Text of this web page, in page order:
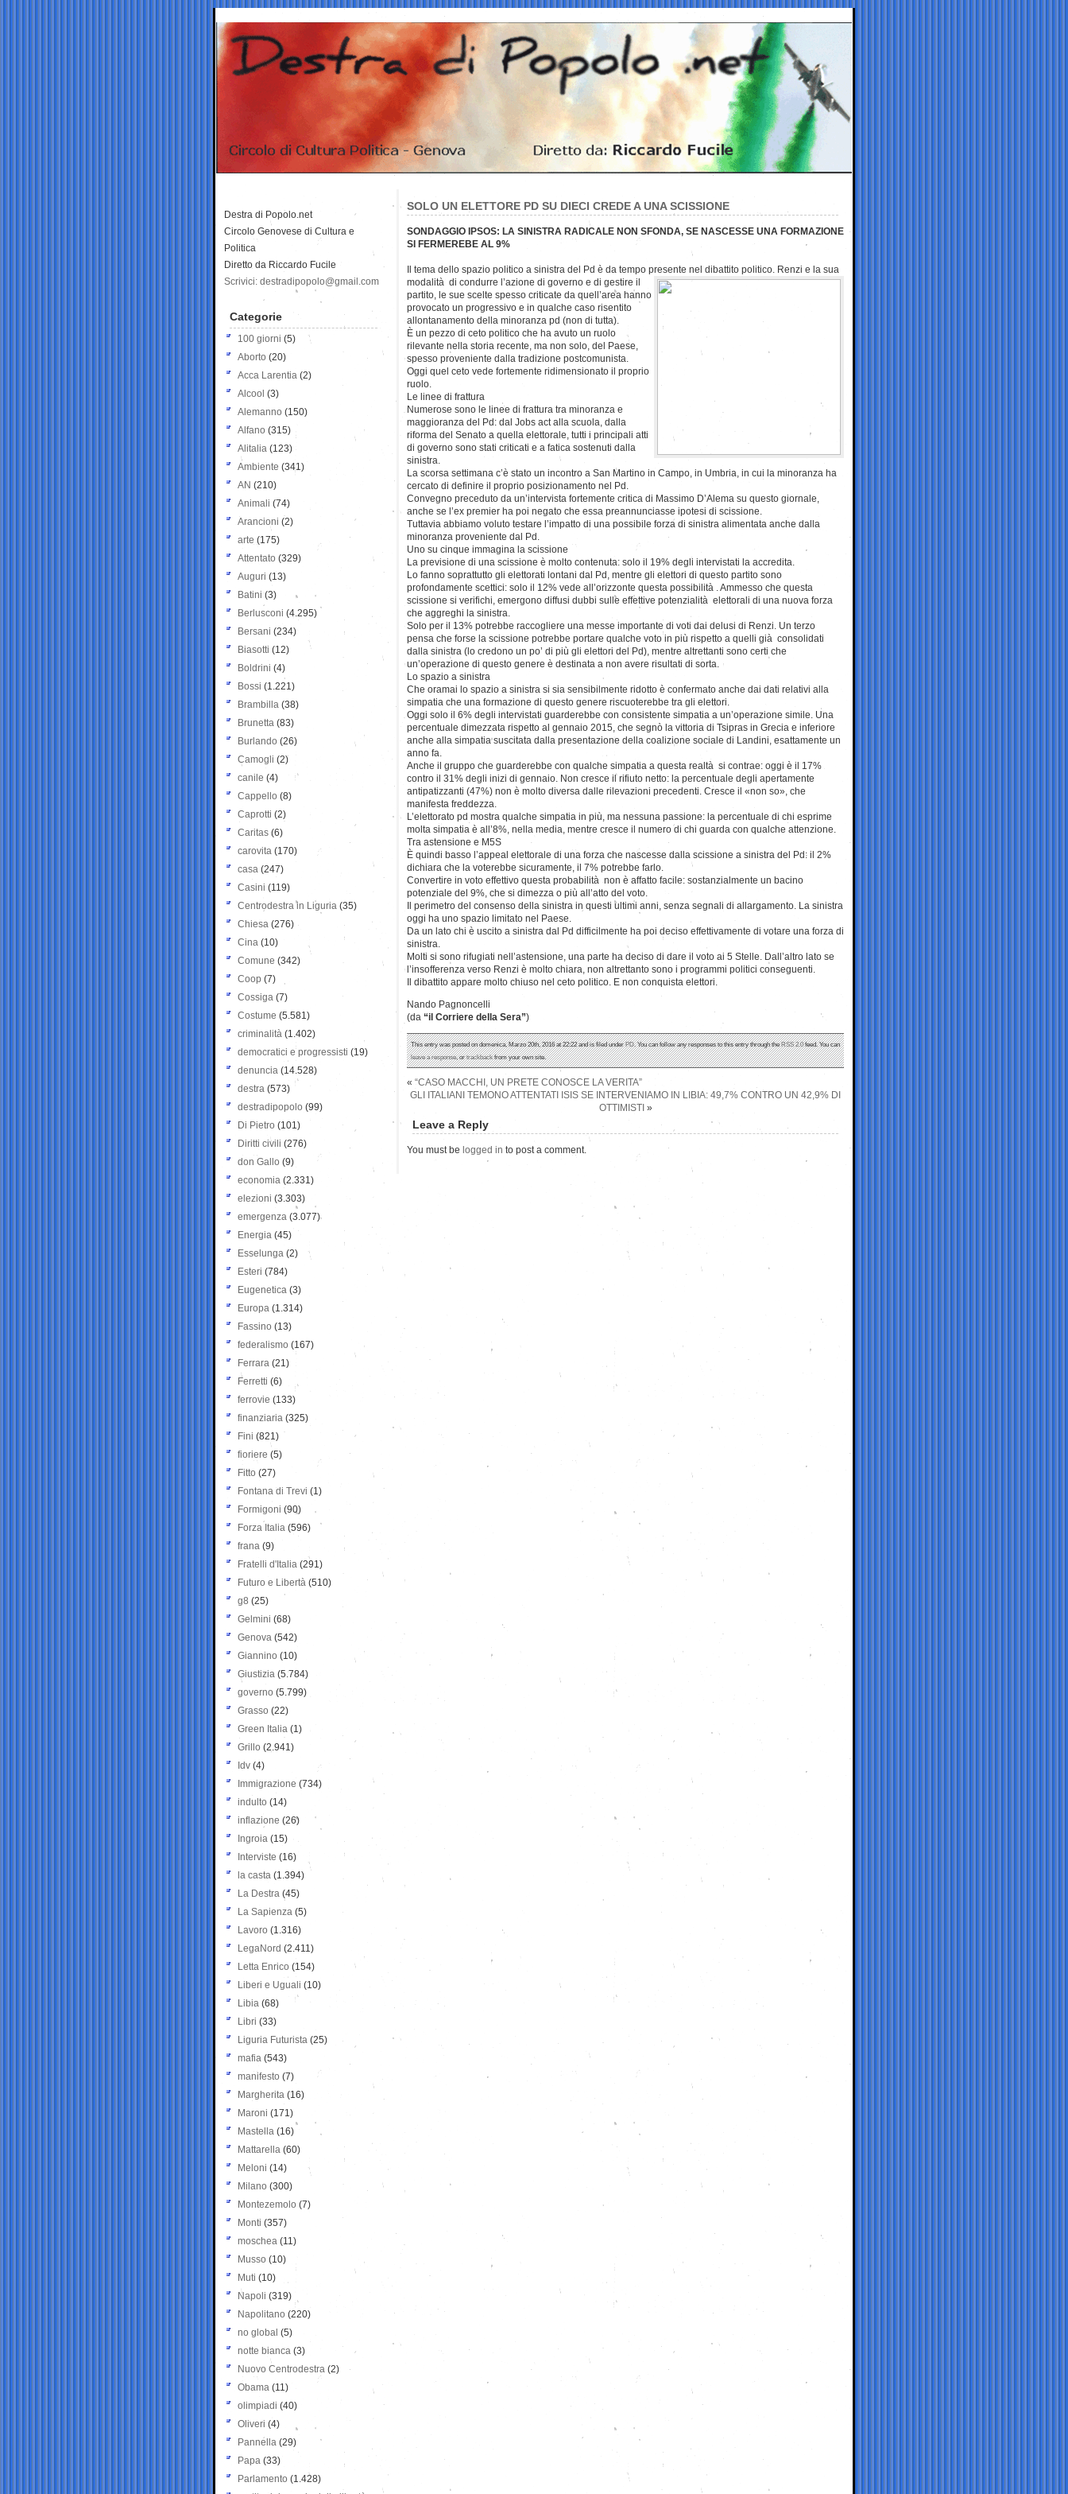
SOLO UN ELETTORE PD SU DIECI CREDE A UNA SCISSIONE
SONDAGGIO IPSOS: LA SINISTRA RADICALE NON SFONDA, SE NASCESSE UNA FORMAZIONE
SI FERMEREBE AL 9%
Il tema dello spazio politico a sinistra del Pd è da tempo presente nel dibattito politico. Renzi e la sua
modalità di condurre l’azione di governo e di gestire il
partito, le sue scelte spesso criticate da quell’area hanno
provocato un progressivo e in qualche caso risentito
allontanamento della minoranza pd (non di tutta).
È un pezzo di ceto politico che ha avuto un ruolo
rilevante nella storia recente, ma non solo, del Paese,
spesso proveniente dalla tradizione postcomunista.
Oggi quel ceto vede fortemente ridimensionato il proprio
ruolo.
Le linee di frattura
Numerose sono le linee di frattura tra minoranza e
maggioranza del Pd: dal Jobs act alla scuola, dalla
riforma del Senato a quella elettorale, tutti i principali atti
di governo sono stati criticati e a fatica sostenuti dalla
sinistra.
La scorsa settimana c’è stato un incontro a San Martino in Campo, in Umbria, in cui la minoranza ha
cercato di definire il proprio posizionamento nel Pd.
Convegno preceduto da un’intervista fortemente critica di Massimo D’Alema su questo giornale,
anche se l’ex premier ha poi negato che essa preannunciasse ipotesi di scissione.
Tuttavia abbiamo voluto testare l’impatto di una possibile forza di sinistra alimentata anche dalla
minoranza proveniente dal Pd.
Uno su cinque immagina la scissione
La previsione di una scissione è molto contenuta: solo il 19% degli intervistati la accredita.
Lo fanno soprattutto gli elettorati lontani dal Pd, mentre gli elettori di questo partito sono
profondamente scettici: solo il 12% vede all’orizzonte questa possibilità . Ammesso che questa
scissione si verifichi, emergono diffusi dubbi sulle effettive potenzialità elettorali di una nuova forza
che aggreghi la sinistra.
Solo per il 13% potrebbe raccogliere una messe importante di voti dai delusi di Renzi. Un terzo
pensa che forse la scissione potrebbe portare qualche voto in più rispetto a quelli già consolidati
dalla sinistra (lo credono un po’ di più gli elettori del Pd), mentre altrettanti sono certi che
un’operazione di questo genere è destinata a non avere risultati di sorta.
Lo spazio a sinistra
Che oramai lo spazio a sinistra si sia sensibilmente ridotto è confermato anche dai dati relativi alla
simpatia che una formazione di questo genere riscuoterebbe tra gli elettori.
Oggi solo il 6% degli intervistati guarderebbe con consistente simpatia a un’operazione simile. Una
percentuale dimezzata rispetto al gennaio 2015, che segnò la vittoria di Tsipras in Grecia e inferiore
anche alla simpatia suscitata dalla presentazione della coalizione sociale di Landini, esattamente un
anno fa.
Anche il gruppo che guarderebbe con qualche simpatia a questa realtà si contrae: oggi è il 17%
contro il 31% degli inizi di gennaio. Non cresce il rifiuto netto: la percentuale degli apertamente
antipatizzanti (47%) non è molto diversa dalle rilevazioni precedenti. Cresce il «non so», che
manifesta freddezza.
L’elettorato pd mostra qualche simpatia in più, ma nessuna passione: la percentuale di chi esprime
molta simpatia è all’8%, nella media, mentre cresce il numero di chi guarda con qualche attenzione.
Tra astensione e M5S
È quindi basso l’appeal elettorale di una forza che nascesse dalla scissione a sinistra del Pd: il 2%
dichiara che la voterebbe sicuramente, il 7% potrebbe farlo.
Convertire in voto effettivo questa probabilità non è affatto facile: sostanzialmente un bacino
potenziale del 9%, che si dimezza o più all’atto del voto.
Il perimetro del consenso della sinistra in questi ultimi anni, senza segnali di allargamento. La sinistra
oggi ha uno spazio limitato nel Paese.
Da un lato chi è uscito a sinistra dal Pd difficilmente ha poi deciso effettivamente di votare una forza di
sinistra.
Molti si sono rifugiati nell’astensione, una parte ha deciso di dare il voto ai 5 Stelle. Dall’altro lato se
l’insofferenza verso Renzi è molto chiara, non altrettanto sono i programmi politici conseguenti.
Il dibattito appare molto chiuso nel ceto politico. E non conquista elettori.
Nando Pagnoncelli
(da “il Corriere della Sera”)
This entry was posted on domenica, Marzo 20th, 2016 at 22:22 and is filed underPD. You can follow any responses to this entry through theRSS 2.0feed. You can
leave a response, ortrackbackfrom your own site.
« “CASO MACCHI, UN PRETE CONOSCE LA VERITA”
GLI ITALIANI TEMONO ATTENTATI ISIS SE INTERVENIAMO IN LIBIA: 49,7% CONTRO UN 42,9% DI
OTTIMISTI »
Leave a Reply
You must be logged in to post a comment.
Destra di Popolo.net
Circolo Genovese di Cultura e
Politica
Diretto da Riccardo Fucile
Scrivici: destradipopolo@gmail.com
Categorie
100 giorni (5)
Aborto (20)
Acca Larentia (2)
Alcool (3)
Alemanno (150)
Alfano (315)
Alitalia (123)
Ambiente (341)
AN (210)
Animali (74)
Arancioni (2)
arte (175)
Attentato (329)
Auguri (13)
Batini (3)
Berlusconi (4.295)
Bersani (234)
Biasotti (12)
Boldrini (4)
Bossi (1.221)
Brambilla (38)
Brunetta (83)
Burlando (26)
Camogli (2)
canile (4)
Cappello (8)
Caprotti (2)
Caritas (6)
carovita (170)
casa (247)
Casini (119)
Centrodestra in Liguria (35)
Chiesa (276)
Cina (10)
Comune (342)
Coop (7)
Cossiga (7)
Costume (5.581)
criminalità (1.402)
democratici e progressisti (19)
denuncia (14.528)
destra (573)
destradipopolo (99)
Di Pietro (101)
Diritti civili (276)
don Gallo (9)
economia (2.331)
elezioni (3.303)
emergenza (3.077)
Energia (45)
Esselunga (2)
Esteri (784)
Eugenetica (3)
Europa (1.314)
Fassino (13)
federalismo (167)
Ferrara (21)
Ferretti (6)
ferrovie (133)
finanziaria (325)
Fini (821)
fioriere (5)
Fitto (27)
Fontana di Trevi (1)
Formigoni (90)
Forza Italia (596)
frana (9)
Fratelli d'Italia (291)
Futuro e Libertà (510)
g8 (25)
Gelmini (68)
Genova (542)
Giannino (10)
Giustizia (5.784)
governo (5.799)
Grasso (22)
Green Italia (1)
Grillo (2.941)
Idv (4)
Immigrazione (734)
indulto (14)
inflazione (26)
Ingroia (15)
Interviste (16)
la casta (1.394)
La Destra (45)
La Sapienza (5)
Lavoro (1.316)
LegaNord (2.411)
Letta Enrico (154)
Liberi e Uguali (10)
Libia (68)
Libri (33)
Liguria Futurista (25)
mafia (543)
manifesto (7)
Margherita (16)
Maroni (171)
Mastella (16)
Mattarella (60)
Meloni (14)
Milano (300)
Montezemolo (7)
Monti (357)
moschea (11)
Musso (10)
Muti (10)
Napoli (319)
Napolitano (220)
no global (5)
notte bianca (3)
Nuovo Centrodestra (2)
Obama (11)
olimpiadi (40)
Oliveri (4)
Pannella (29)
Papa (33)
Parlamento (1.428)